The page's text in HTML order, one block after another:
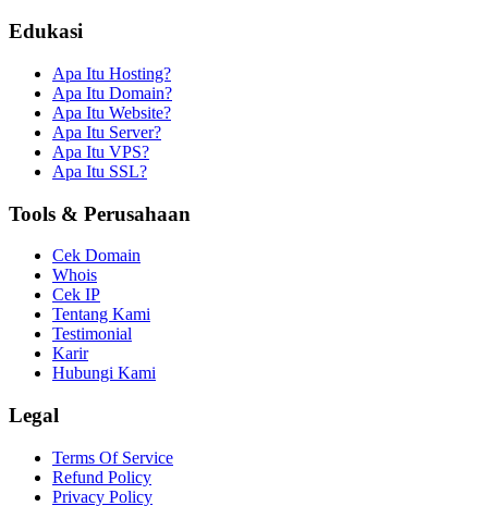
Edukasi
Apa Itu Hosting?
Apa Itu Domain?
Apa Itu Website?
Apa Itu Server?
Apa Itu VPS?
Apa Itu SSL?
Tools & Perusahaan
Cek Domain
Whois
Cek IP
Tentang Kami
Testimonial
Karir
Hubungi Kami
Legal
Terms Of Service
Refund Policy
Privacy Policy